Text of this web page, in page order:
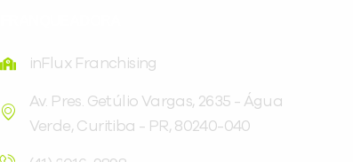
inFlux Franchising
Av. Pres. Getúlio Vargas, 2635 - Água
Verde, Curitiba - PR, 80240-040
Você é aluno inFlux?
Sim